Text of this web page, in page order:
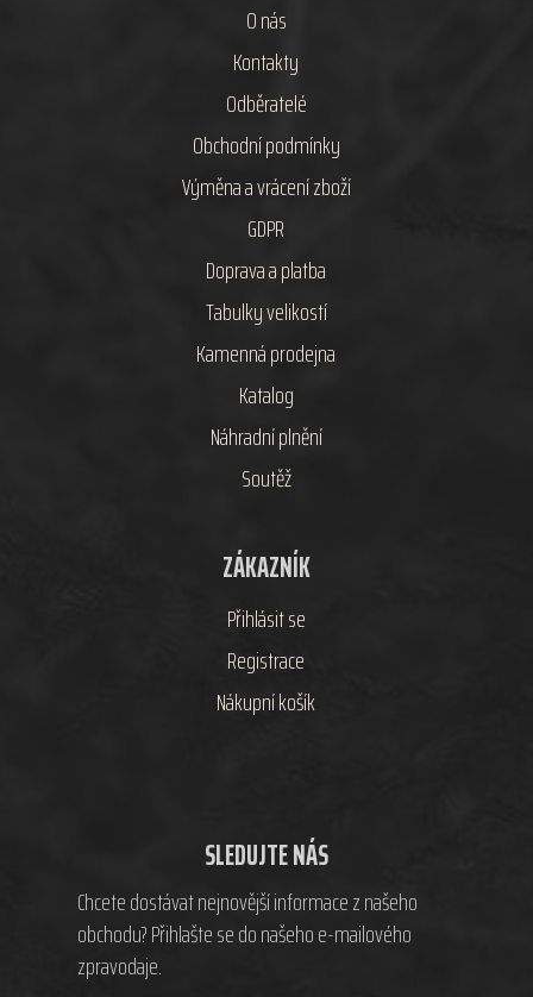
O nás
Kontakty
Odběratelé
Obchodní podmínky
Výměna a vrácení zboží
GDPR
Doprava a platba
Tabulky velikostí
Kamenná prodejna
Katalog
Náhradní plnění
Soutěž
ZÁKAZNÍK
Přihlásit se
Registrace
Nákupní košík
SLEDUJTE NÁS
Chcete dostávat nejnovější informace z našeho
obchodu? Přihlašte se do našeho e-mailového
zpravodaje.